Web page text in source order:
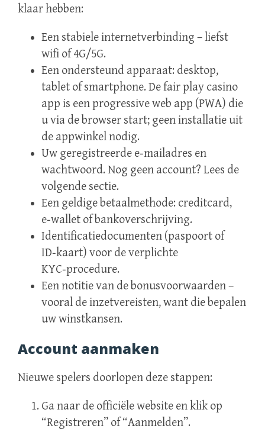
klaar hebben:
Een stabiele internetverbinding – liefst
wifi of 4G/5G.
Een ondersteund apparaat: desktop,
tablet of smartphone. De fair play casino
app is een progressive web app (PWA) die
u via de browser start; geen installatie uit
de appwinkel nodig.
Uw geregistreerde e‑mailadres en
wachtwoord. Nog geen account? Lees de
volgende sectie.
Een geldige betaalmethode: creditcard,
e‑wallet of bankoverschrijving.
Identificatiedocumenten (paspoort of
ID‑kaart) voor de verplichte
KYC‑procedure.
Een notitie van de bonusvoorwaarden –
vooral de inzetvereisten, want die bepalen
uw winstkansen.
Account aanmaken
Nieuwe spelers doorlopen deze stappen:
Ga naar de officiële website en klik op
“Registreren” of “Aanmelden”.